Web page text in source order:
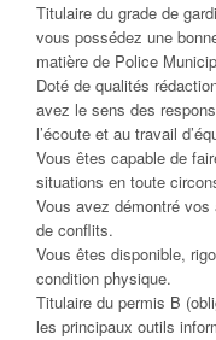
Titulaire du grade de
vous possédez une
matière de Police
Doté de qualités
avez le sens des
l’écoute et au travail
Vous êtes capable de
situations en toute
Vous avez démontré
de conflits.
Vous êtes disponible,
condition physique.
Titulaire du permis B
les principaux outils